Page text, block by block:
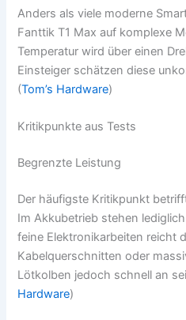
Anders als viele moderne
Fanttik T1 Max auf komplexe
Temperatur wird über einen
Einsteiger schätzen diese
(Tom’s Hardware)
Kritikpunkte aus Tests
Begrenzte Leistung
Der häufigste Kritikpunkt
Im Akkubetrieb stehen
feine Elektronikarbeiten reicht
Kabelquerschnitten oder
Lötkolben jedoch schnell an
Hardware)